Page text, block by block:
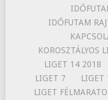
IDŐFUTAM
KOROSZTÁLYOS
LIGET 14 2018
LIGET 7
LIGET
LIGET